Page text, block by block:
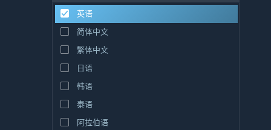
英语
简体中文
繁体中文
日语
韩语
泰语
阿拉伯语